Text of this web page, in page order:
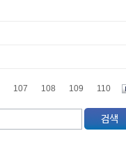
107 108 109 110